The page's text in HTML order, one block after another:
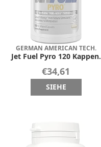
GERMAN AMERICAN TECH.
Jet Fuel Pyro 120 Kappen.
€34,61
SIEHE